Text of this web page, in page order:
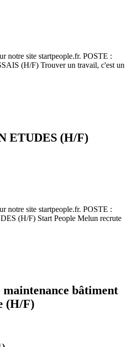
notre site startpeople.fr. POSTE :
(H/F) Trouver un travail, c'est un
ETUDES (H/F)
notre site startpeople.fr. POSTE :
(H/F) Start People Melun recrute
maintenance bâtiment
(H/F)